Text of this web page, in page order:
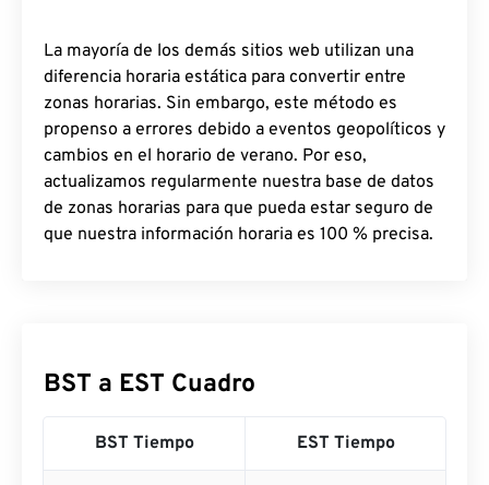
La mayoría de los demás sitios web utilizan una
diferencia horaria estática para convertir entre
zonas horarias. Sin embargo, este método es
propenso a errores debido a eventos geopolíticos y
cambios en el horario de verano. Por eso,
actualizamos regularmente nuestra base de datos
de zonas horarias para que pueda estar seguro de
que nuestra información horaria es 100 % precisa.
BST a EST Cuadro
BST Tiempo EST Tiempo